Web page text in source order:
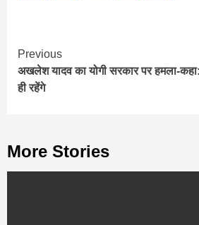
Continue
Reading
Previous
अखलेश यादव का योगी सरकार पर हमला-
ही रहेंगे
More Stories